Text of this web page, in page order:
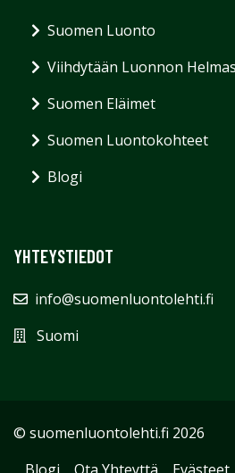
Suomen Luonto
Viihdytään Luonnon
Suomen Eläimet
Suomen Luontokohteet
Blogi
YHTEYSTIEDOT
info@suomenluontolehti.fi
Suomi
© suomenluontolehti.fi 2026